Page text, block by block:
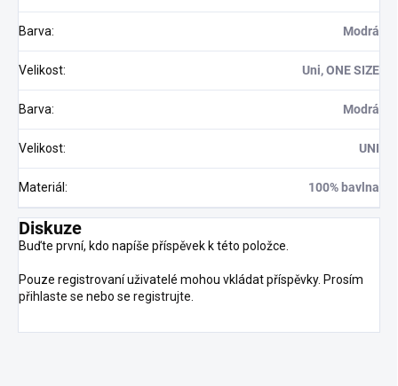
Barva: Modrá
Velikost: Uni, ONE SIZE
Barva: Modrá
Velikost: UNI
Materiál : 100% bavlna
Diskuze
Buďte první, kdo napíše příspěvek k této položce.
Pouze registrovaní uživatelé mohou vkládat příspěvky. Prosím
přihlaste se nebo se registrujte